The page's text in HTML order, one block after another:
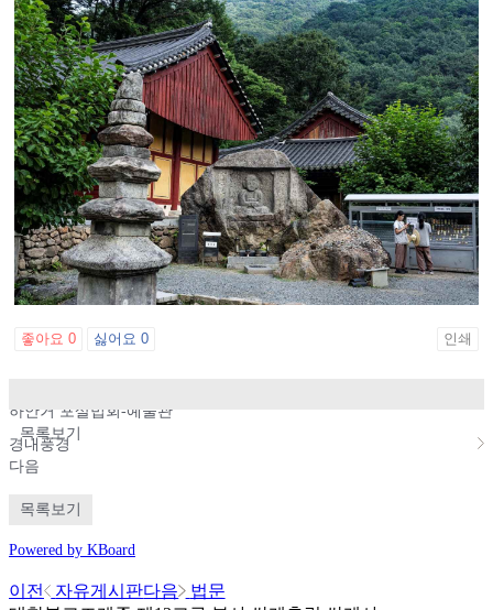
좋아요 0 싫어요 0 인쇄
하안거 포살법회-예술관
목록보기
경내풍경
다음
목록보기
Powered by KBoard
이전 자유게시판다음
법문